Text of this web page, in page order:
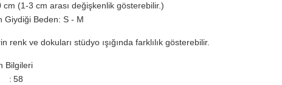
cm (1-3 cm arası değişkenlik gösterebilir.)
Giydiği Beden: S - M
renk ve dokuları stüdyo ışığında farklılık gösterebilir.
Bilgileri
58